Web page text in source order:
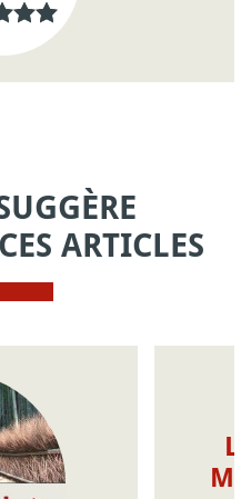
ARTICLES